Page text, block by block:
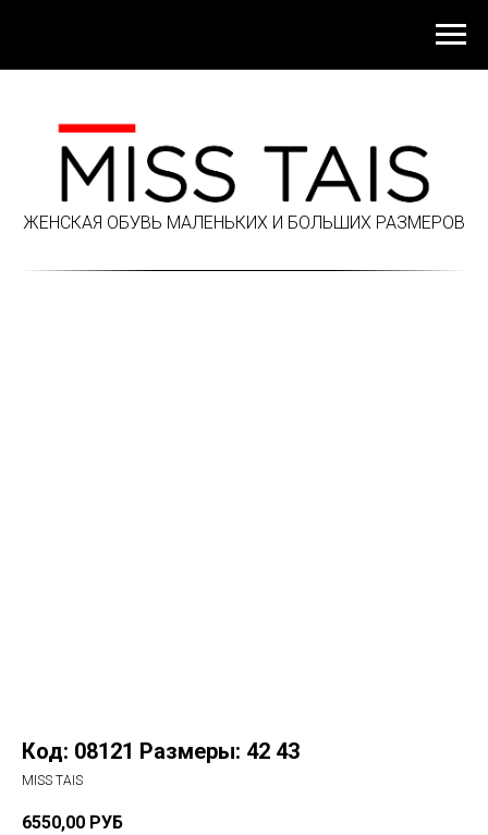
ЖЕНСКАЯ ОБУВЬ МАЛЕНЬКИХ И БОЛЬШИХ РАЗМЕРОВ
Код: 08121 Размеры: 42 43
MISS TAIS
6550,00 РУБ